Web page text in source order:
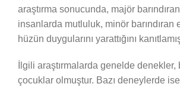
araştırma sonucunda, majör
insanlarda mutluluk, minör barındıran
hüzün duygularını yarattığını
İlgili araştırmalarda genelde denekler,
çocuklar olmuştur. Bazı deneylerde